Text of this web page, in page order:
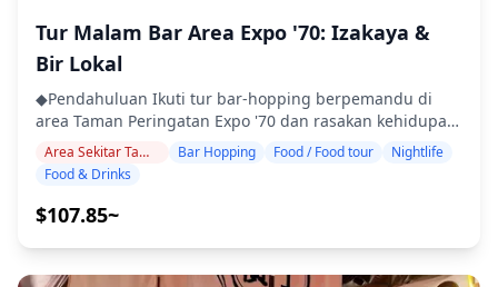
Travel, jadi kami tidak dapat menjamin makanan bebas
alergi atau mengakomodasi batasan diet. ◆Area Expo
City – Makanan & Kehidupan Malam Area Expo City, yang
terletak di sebelah Taman Peringatan Expo '70 di Osaka
utara, adalah kompleks hiburan dan perbelanjaan besar
yang dapat dinikmati sepanjang hari. Di dalamnya, Anda
akan menemukan berbagai macam restoran dan kafe,
larut malam, sehingga area ini kurang cocok untuk bar
malam sepenuhnya, area Stasiun Senri-Chuo di
dekatnya — hanya beberapa halte kereta — sangat
Tur Malam Bar Area Expo '70: Izakaya &
Bir Lokal
◆Pendahuluan Ikuti tur bar-hopping berpemandu di
area Taman Peringatan Expo '70 dan rasakan kehidupan
malam Osaka pinggiran utara yang santai. Kunjungi tiga
izakaya atau bar pilihan untuk menikmati hidangan khas
lokal. Sambil berjalan-jalan di lingkungan Senri-Chuo
temukan tempat favorit baru Anda. ・Kunjungi tiga
izakaya atau bar di lokasi pilihan Anda di area Taman
Area Sekitar Taman Peringatan Expo Bar Hopping Food / Food tour
Nightlife
Food & Drinks
$107.85~